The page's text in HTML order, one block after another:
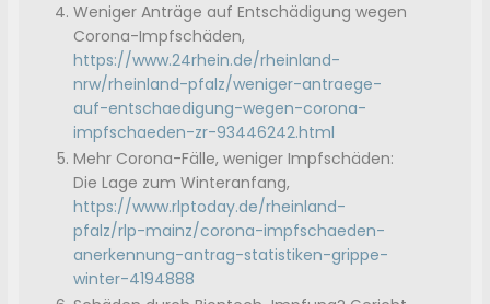
Weniger Anträge auf Entschädigung wegen
Corona-Impfschäden,
https://www.24rhein.de/rheinland-
nrw/rheinland-pfalz/weniger-antraege-
auf-entschaedigung-wegen-corona-
impfschaeden-zr-93446242.html
Mehr Corona-Fälle, weniger Impfschäden:
Die Lage zum Winteranfang,
https://www.rlptoday.de/rheinland-
pfalz/rlp-mainz/corona-impfschaeden-
anerkennung-antrag-statistiken-grippe-
winter-4194888